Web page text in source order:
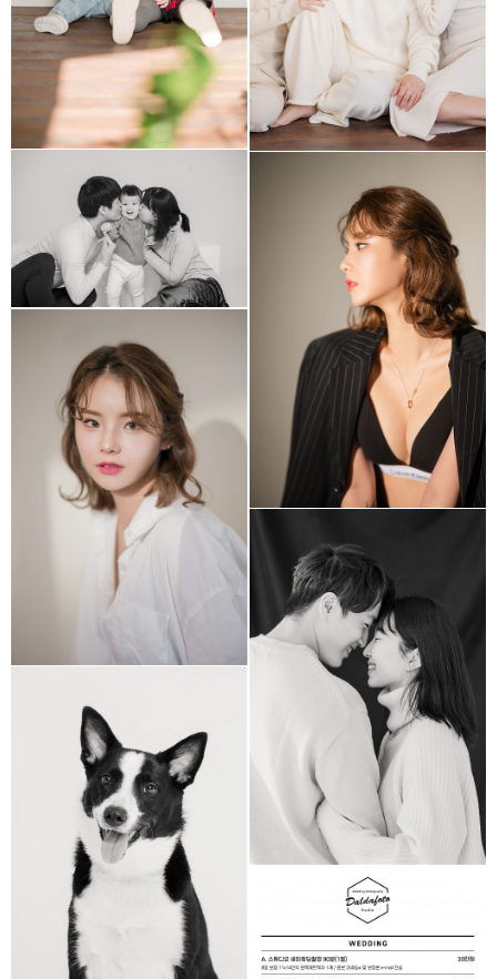
결혼기념일 가족사진
호리존 프로필촬영
자연광 프로필 촬영
결혼 1주년 기념촬영
반려동물 촬영